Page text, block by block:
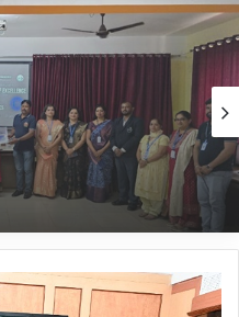
ಕಾಲೇಜಿನಲ್ಲಿ
ಉದ್ಘಾಟನೆ*